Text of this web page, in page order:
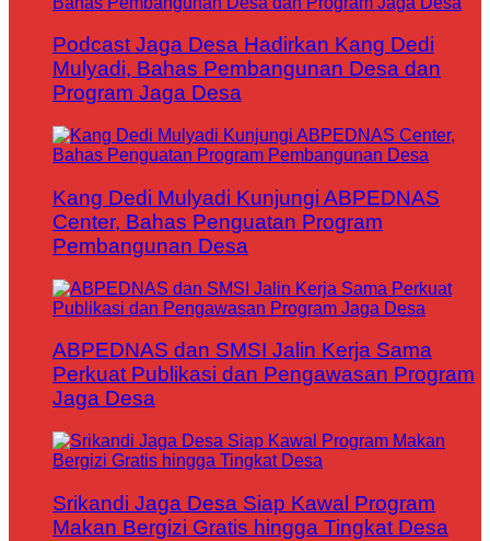
Podcast Jaga Desa Hadirkan Kang Dedi
Mulyadi, Bahas Pembangunan Desa dan
Program Jaga Desa
Kang Dedi Mulyadi Kunjungi ABPEDNAS
Center, Bahas Penguatan Program
Pembangunan Desa
ABPEDNAS dan SMSI Jalin Kerja Sama
Perkuat Publikasi dan Pengawasan Program
Jaga Desa
Srikandi Jaga Desa Siap Kawal Program
Makan Bergizi Gratis hingga Tingkat Desa